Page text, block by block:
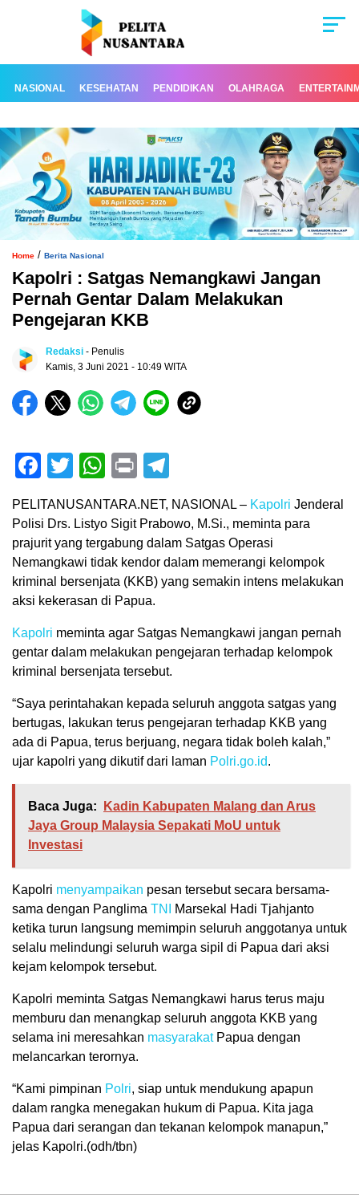
NASIONAL KESEHATAN PENDIDIKAN OLAHRAGA
Home / Berita Nasional
Kapolri : Satgas Nemangkawi Jangan
Pernah Gentar Dalam Melakukan
Pengejaran KKB
Redaksi - Penulis
Kamis, 3 Juni 2021 - 10:49 WITA
Facebook
TwitterWhatsApp
Print
PELITANUSANTARA.NET, NASIONAL – Kapolri Jenderal
Polisi Drs. Listyo Sigit Prabowo, M.Si., meminta para
prajurit yang tergabung dalam Satgas Operasi
Nemangkawi tidak kendor dalam memerangi kelompok
kriminal bersenjata (KKB) yang semakin intens melakukan
aksi kekerasan di Papua.
Kapolri meminta agar Satgas Nemangkawi jangan pernah
gentar dalam melakukan pengejaran terhadap kelompok
kriminal bersenjata tersebut.
“Saya perintahakan kepada seluruh anggota satgas yang
bertugas, lakukan terus pengejaran terhadap KKB yang
ada di Papua, terus berjuang, negara tidak boleh kalah,”
ujar kapolri yang dikutif dari laman Polri.go.id.
Baca Juga:
Kadin Kabupaten Malang dan Arus
Jaya Group Malaysia Sepakati MoU untuk
Investasi
Kapolri menyampaikan pesan tersebut secara bersama-
sama dengan Panglima TNI
Marsekal Hadi Tjahjanto
ketika turun langsung memimpin seluruh anggotanya untuk
selalu melindungi seluruh warga sipil di Papua dari aksi
kejam kelompok tersebut.
Kapolri meminta Satgas Nemangkawi harus terus maju
memburu dan menangkap seluruh anggota KKB yang
selama ini meresahkan masyarakatPapua dengan
melancarkan terornya.
“Kami pimpinan Polri, siap untuk mendukung apapun
dalam rangka menegakan hukum di Papua. Kita jaga
Papua dari serangan dan tekanan kelompok manapun,”
jelas Kapolri.(odh/tbn)